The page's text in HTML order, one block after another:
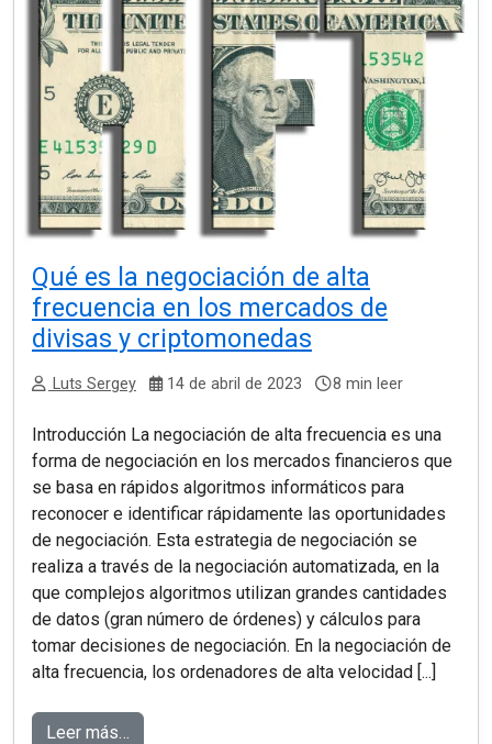
Qué es la negociación de alta
frecuencia en los mercados de
divisas y criptomonedas
Luts Sergey 14 de abril de 2023 8 min leer
Introducción La negociación de alta frecuencia es una
forma de negociación en los mercados financieros que
se basa en rápidos algoritmos informáticos para
reconocer e identificar rápidamente las oportunidades
de negociación. Esta estrategia de negociación se
realiza a través de la negociación automatizada, en la
que complejos algoritmos utilizan grandes cantidades
de datos (gran número de órdenes) y cálculos para
tomar decisiones de negociación. En la negociación de
alta frecuencia, los ordenadores de alta velocidad [...]
Leer más…